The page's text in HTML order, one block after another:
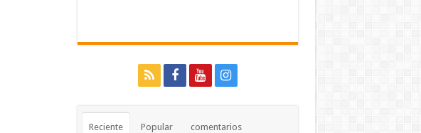
Reciente Popular comentarios